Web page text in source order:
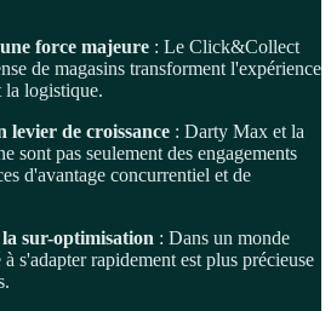
force majeure : Le Click&Collect
de magasins transforment l'expérience
la logistique.
de croissance : Darty Max et la
sont pas seulement des engagements
d'avantage concurrentiel et de
sur-optimisation : Dans un monde
s'adapter rapidement est plus précieuse